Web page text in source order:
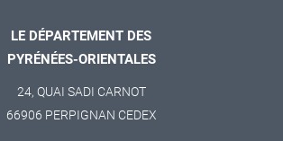
LE DÉPARTEMENT DES
PYRÉNÉES-ORIENTALES
24, QUAI SADI CARNOT
66906 PERPIGNAN CEDEX